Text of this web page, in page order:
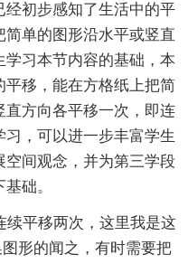
初步感知了生活中的平
单的图形沿水平或竖直
习本节内容的基础，本
移，能在方格纸上把简
方向各平移一次，即连
，可以进一步丰富学生
间观念，并为第三学段
础。
续平移两次，这里我是这
形的闻之，有时需要把